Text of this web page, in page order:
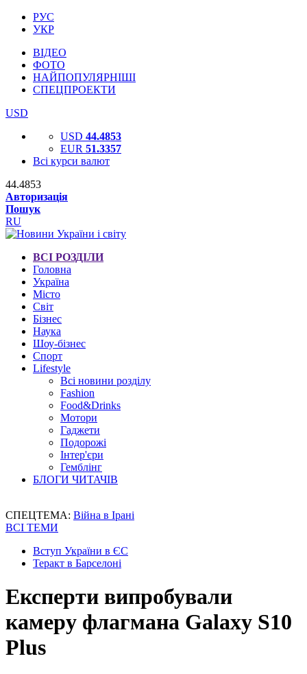
РУС
УКР
ВІДЕО
ФОТО
НАЙПОПУЛЯРНІШІ
СПЕЦПРОЕКТИ
USD
USD 44.4853
EUR 51.3357
Всі курси валют
44.4853
Авторизація
Пошук
RU
ВСІ РОЗДІЛИ
Головна
Україна
Місто
Світ
Бізнес
Наука
Шоу-бізнес
Спорт
Lifestyle
Всі новини розділу
Fashion
Food&Drinks
Мотори
Гаджети
Подорожі
Інтер'єри
Гемблінг
БЛОГИ ЧИТАЧІВ
СПЕЦТЕМА: Війна в Ірані
ВСІ ТЕМИ
Вступ України в ЄС
Теракт в Барселоні
Експерти випробували
камеру флагмана Galaxy S10
Plus